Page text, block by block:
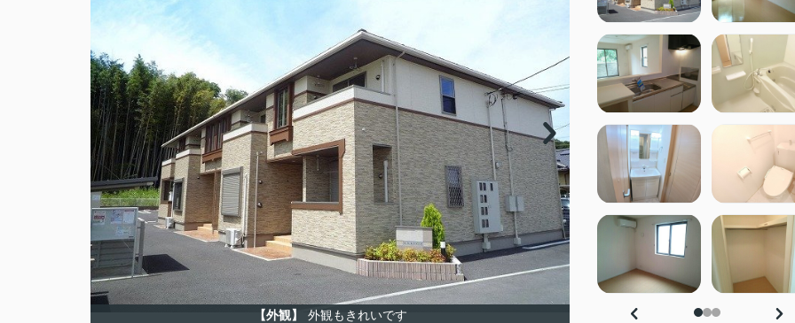
【外観】 外観もきれいです